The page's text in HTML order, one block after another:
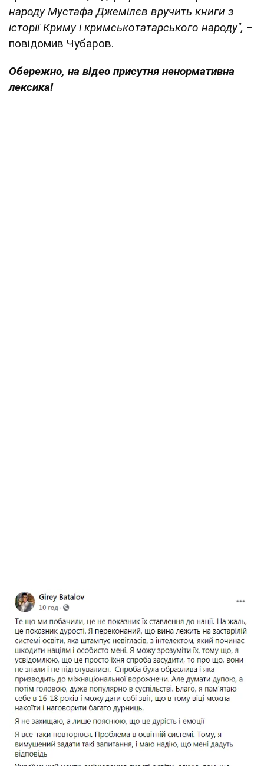
народу Мустафа Джемілєв вручить книги з
історії Криму і кримськотатарського народу", –
повідомив Чубаров.
Обережно, на відео присутня ненормативна
лексика!